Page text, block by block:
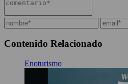
Contenido Relacionado
Enoturismo